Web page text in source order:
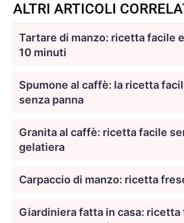
ALTRI ARTICOLI
Tartare di manzo: ricetta facile
10 minuti
Spumone al caffè: la ricetta
senza panna
Granita al caffè: ricetta facile
gelatiera
Carpaccio di manzo: ricetta
Giardiniera fatta in casa: ricetta